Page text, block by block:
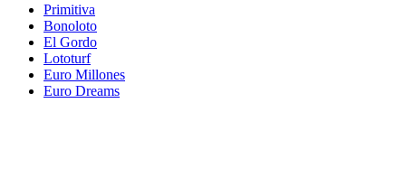
Primitiva
Bonoloto
El Gordo
Lototurf
Euro Millones
Euro Dreams